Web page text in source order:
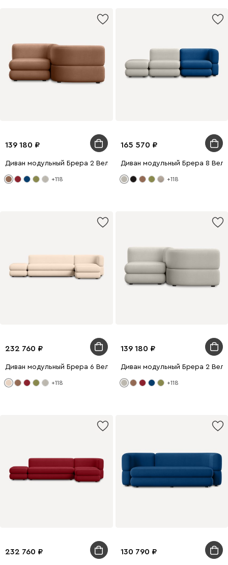
139 180
Диван модульный Брера 2 Велюр Карамельный
+118
165 570
Диван модульный Брера 8
+118
232 760
Диван модульный Брера 6 Велюр Бежевый
+118
139 180
Диван модульный Брера 2
+118
232 760 130 790